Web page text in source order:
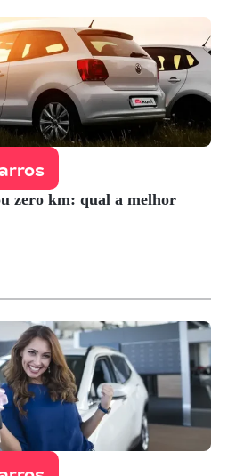
zero km: qual a melhor